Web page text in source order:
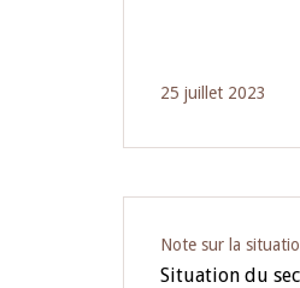
25 juillet 2023
Note sur la
Situation du